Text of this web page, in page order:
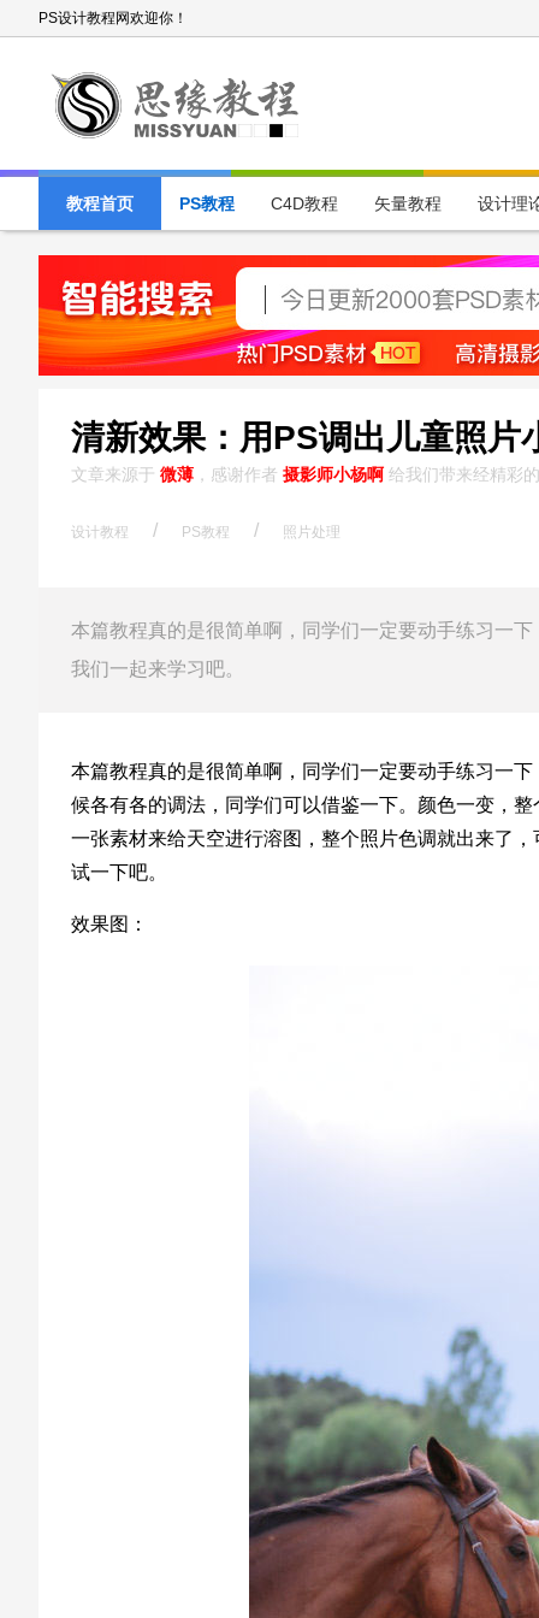
PS设计教程网欢迎你！
教程首页 PS教程 C4D教程 矢量教程 设计理
清新效果：用PS调出儿童照片
文章来源于 微薄 ，感谢作者 摄影师小杨啊 给我们带来经精彩
设计教程 / PS教程 / 照片处理
本篇教程真的是很简单啊，同学们一定要动手练习一
我们一起来学习吧。
本篇教程真的是很简单啊，同学们一定要动手练习一
候各有各的调法，同学们可以借鉴一下。颜色一变，
一张素材来给天空进行溶图，整个照片色调就出来了
试一下吧。
效果图：